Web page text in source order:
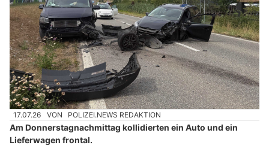
17.07.26 VON POLIZEI.NEWS REDAKTION
Am Donnerstagnachmittag kollidierten ein Auto und ein
Lieferwagen frontal.